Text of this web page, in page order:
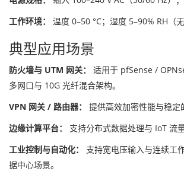
工作环境：
温度 0–50 °C；湿度 5–90% RH（无
典型应用场景
防火墙与 UTM 网关：
适用于 pfSense /
多网口与 10G 光纤混合架构。
VPN 网关 / 路由器：
提供高效加密性能与稳定
边缘计算平台：
支持分布式数据处理与 IoT 流量
工业控制与自动化：
支持宽电压输入与连续工
据中心场景。